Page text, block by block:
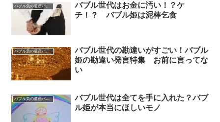
バブル負の遺産バブル姫
バブル世代はお金に汚い！？ケ
チ！？ バブル姫は泥棒乞食
バブル負の遺産バブル姫
バブル世代の勘違いがすごい！バブル
姫の勘違い発言特集 お前に言ってな
い
バブル負の遺産バブル姫
バブル世代は全てを手に入れた？バブ
ル姫が本当にほしいモノ